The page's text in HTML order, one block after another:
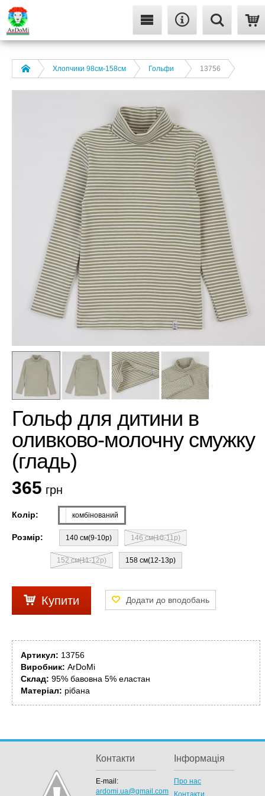
Хлопчики 98см-158см Гольфи 13756
Гольф для дитини в
оливково-молочну смужку
(гладь)
365 грн
Колір: комбінований
Розмір: 140 см(9-10р) 146 см(10-11р)
152 см(11-12р) 158 см(12-13р)
Купити
Артикул: 13756
Виробник: ArDoMi
Склад: 95% бавовна 5% еластан
Матеріал: рібана
Контакти
E-mail:
ardomi.ua@gmail.com
Інформація
Про нас
Контакти